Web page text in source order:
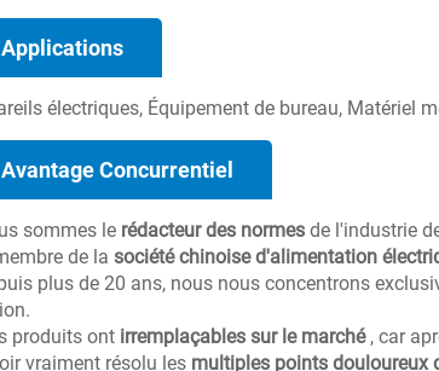
Applications
électriques, Équipement de bureau, Matériel
Avantage Concurrentiel
sommes le rédacteur des normes de l'industrie
de la société chinoise d'alimentation
plus de 20 ans, nous nous concentrons
produits ont irremplaçables sur le marché , car
vraiment résolu les multiples points douloureux